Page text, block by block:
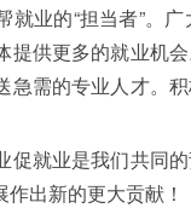
业的“担当者”。广
提供更多的就业机
急需的专业人才。
就业是我们共同的
出新的更大贡献！